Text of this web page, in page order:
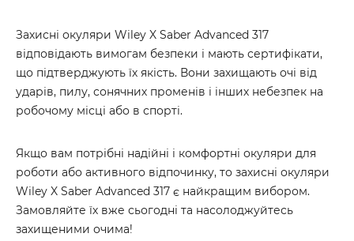
Захисні окуляри Wiley X Saber Advanced 317
відповідають вимогам безпеки і мають сертифікати,
що підтверджують їх якість. Вони захищають очі від
ударів, пилу, сонячних променів і інших небезпек на
робочому місці або в спорті.
Якщо вам потрібні надійні і комфортні окуляри для
роботи або активного відпочинку, то захисні окуляри
Wiley X Saber Advanced 317 є найкращим вибором.
Замовляйте їх вже сьогодні та насолоджуйтесь
захищеними очима!